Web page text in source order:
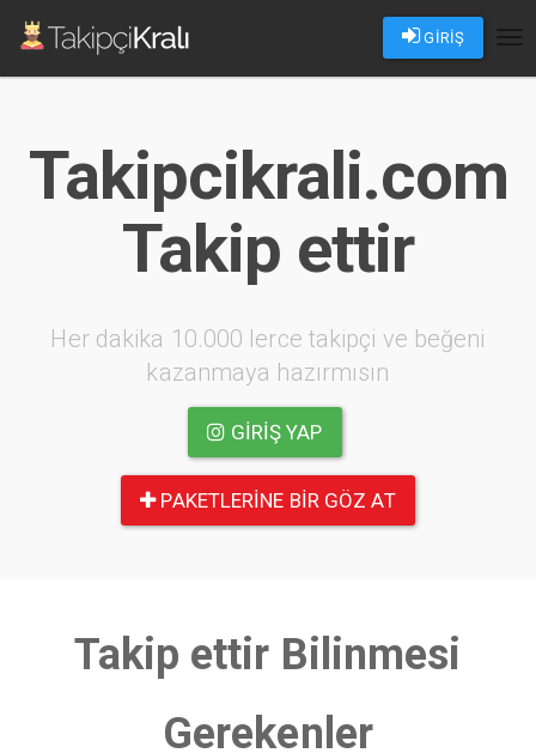
GİRİŞ
Takipcikrali.com
Takip ettir
Her dakika 10.000 lerce takipçi ve beğeni
kazanmaya hazırmısın
GIRIŞ YAP
PAKETLERINE BIR GÖZ AT
Takip ettir Bilinmesi
Gerekenler